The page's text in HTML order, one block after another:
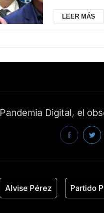
LEER MÁS
Pandemia Digital, el
Alvise Pérez Partido